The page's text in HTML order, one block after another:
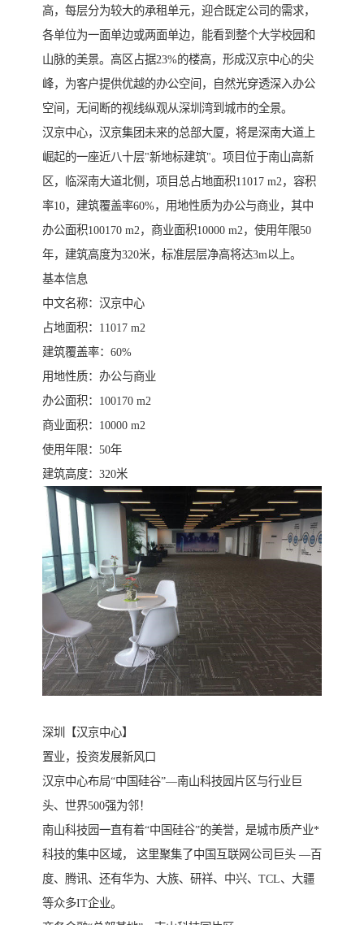
高，每层分为较大的承租单元，迎合既定公司的需求，
各单位为一面单边或两面单边，能看到整个大学校园和
山脉的美景。高区占据23%的楼高，形成汉京中心的尖
峰，为客户提供优越的办公空间，自然光穿透深入办公
空间，无间断的视线纵观从深圳湾到城市的全景。
汉京中心，汉京集团未来的总部大厦，将是深南大道上
崛起的一座近八十层"新地标建筑"。项目位于南山高新
区，临深南大道北侧，项目总占地面积11017 m2，容积
率10，建筑覆盖率60%，用地性质为办公与商业，其中
办公面积100170 m2，商业面积10000 m2，使用年限50
年，建筑高度为320米，标准层层净高将达3m以上。
基本信息
中文名称：汉京中心
占地面积：11017 m2
建筑覆盖率：60%
用地性质：办公与商业
办公面积：100170 m2
商业面积：10000 m2
使用年限：50年
建筑高度：320米
深圳【汉京中心】
置业，投资发展新风口
汉京中心布局“中国硅谷”—南山科技园片区与行业巨
头、世界500强为邻！
南山科技园一直有着“中国硅谷”的美誉，是城市质产业*
科技的集中区域， 这里聚集了中国互联网公司巨头 —百
度、腾讯、还有华为、大族、研祥、中兴、TCL、大疆
等众多IT企业。